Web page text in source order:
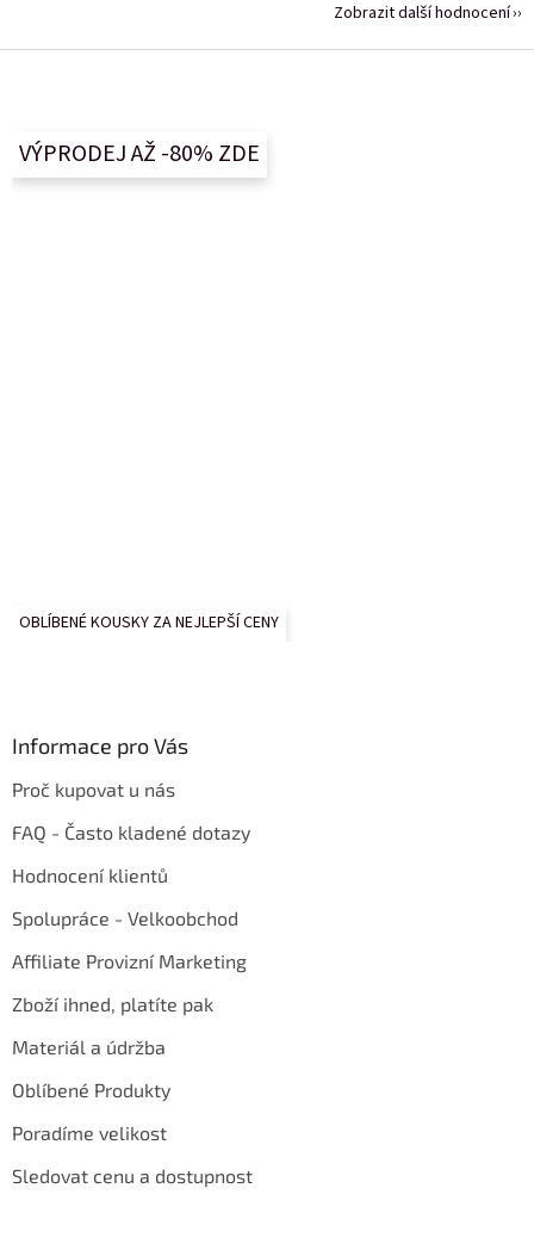
Zobrazit další hodnocení
VÝPRODEJ AŽ -80% ZDE
OBLÍBENÉ KOUSKY ZA NEJLEPŠÍ CENY
Informace pro Vás
Proč kupovat u nás
FAQ - Často kladené dotazy
Hodnocení klientů
Spolupráce - Velkoobchod
Affiliate Provizní Marketing
Zboží ihned, platíte pak
Materiál a údržba
Oblíbené Produkty
Poradíme velikost
Sledovat cenu a dostupnost